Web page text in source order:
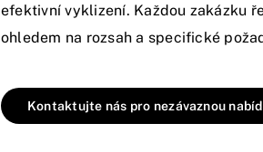
efektivní vyklizení. Každou zakázku
ohledem na rozsah a specifické
Kontaktujte nás pro nezávaznou